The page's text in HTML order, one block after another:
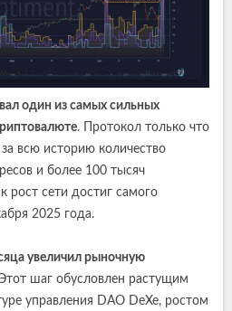
один из самых сильных
. Протокол только что
всю историю количество
и более 100 тысяч
рост сети достиг самого
2025 года.
увеличил рыночную
шаг обусловлен растущим
управления DAO DeXe, ростом